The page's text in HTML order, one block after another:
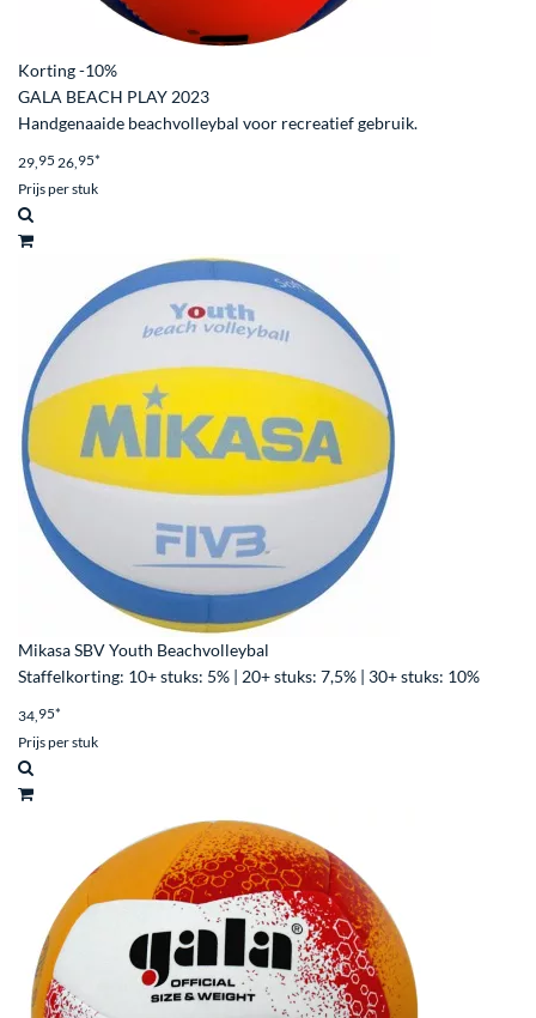
Korting-10%
GALA BEACH PLAY 2023
Handgenaaide beachvolleybal voor recreatief gebruik.
29,95 26,95*
Prijs per stuk
Mikasa SBV Youth Beachvolleybal
Staffelkorting: 10+ stuks: 5% | 20+ stuks: 7,5% | 30+ stuks: 10%
34,95*
Prijs per stuk